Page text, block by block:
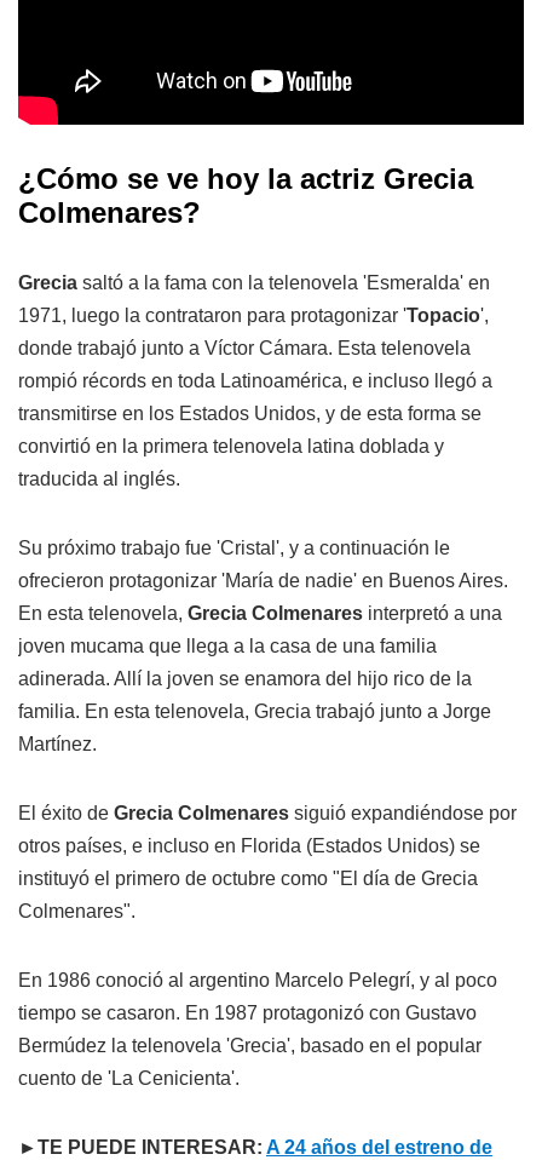
¿Cómo se ve hoy la actriz Grecia
Colmenares?
Grecia saltó a la fama con la telenovela 'Esmeralda' en
1971, luego la contrataron para protagonizar 'Topacio',
donde trabajó junto a Víctor Cámara. Esta telenovela
rompió récords en toda Latinoamérica, e incluso llegó a
transmitirse en los Estados Unidos, y de esta forma se
convirtió en la primera telenovela latina doblada y
traducida al inglés.
Su próximo trabajo fue 'Cristal', y a continuación le
ofrecieron protagonizar 'María de nadie' en Buenos Aires.
En esta telenovela, Grecia Colmenares interpretó a una
joven mucama que llega a la casa de una familia
adinerada. Allí la joven se enamora del hijo rico de la
familia. En esta telenovela, Grecia trabajó junto a Jorge
Martínez.
El éxito de Grecia Colmenares siguió expandiéndose por
otros países, e incluso en Florida (Estados Unidos) se
instituyó el primero de octubre como "El día de Grecia
Colmenares".
En 1986 conoció al argentino Marcelo Pelegrí, y al poco
tiempo se casaron. En 1987 protagonizó con Gustavo
Bermúdez la telenovela 'Grecia', basado en el popular
cuento de 'La Cenicienta'.
►TE PUEDE INTERESAR: A 24 años del estreno de